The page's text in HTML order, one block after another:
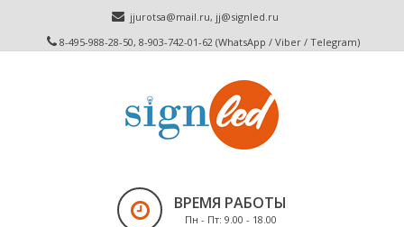
jjurotsa@mail.ru, jj@signled.ru
8-495-988-28-50, 8-903-742-01-62 (WhatsApp / Viber / Telegram)
ВРЕМЯ РАБОТЫ
Пн - Пт: 9.00 - 18.00